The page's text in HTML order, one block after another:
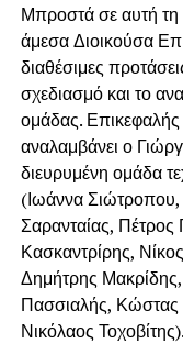
Μπροστά σε αυτή
άμεσα Διοικούσα
διαθέσιμες
σχεδιασμό και το
ομάδας. Επικεφαλής
αναλαμβάνει ο
διευρυμένη ομάδα
(Ιωάννα
Σαρανταίας,
Κασκαντρίρης,
Δημήτρης
Πασσιαλής, Κώστας
Νικόλαος Τοχοβίτης).